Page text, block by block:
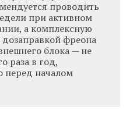
проводить
при активном
а комплексную
дозаправкой фреона
блока — не
раза в год,
перед началом